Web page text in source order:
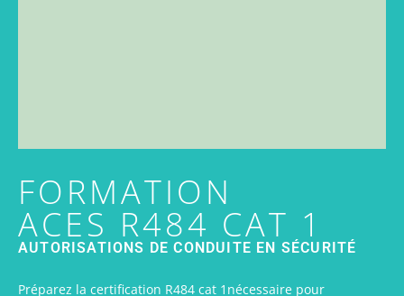
FORMATION
ACES R484 CAT 1
AUTORISATIONS DE CONDUITE EN SÉCURITÉ
Préparez la certification R484 cat 1nécessaire pour